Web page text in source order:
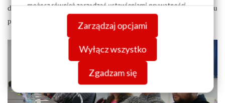
możesz również zarządzać ustawieniami prywatności
swojej przeglądarki. Więcej informacji o przetwarzaniu
danych znajdziesz wPolityce prywatności.
Zarządzaj opcjami
Wyłącz wszystko
Zgadzam się
działań w zakładzie pracy, w tym szczególnie w organizowaniu
pracowników.